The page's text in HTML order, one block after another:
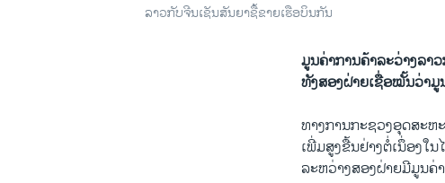
ລາວກັບຈີນເຊັນສັນຍາຊື້ຂາຍເຮືອບິນກັນ
ມູນຄ່າການຄ້າລະວ່າງລາ
ທັງສອງຝ່າຍເຊື່ອໝັ້ນວ່າມູ
ທາງ​ການ​ກະຊວງ​ອຸດ​ສະຫ
ເພີ່ມ​ສູງ​ຂື້ນ​ຢ່າງ​ຕໍ່​ເນຶ່ອງ​ໃ
ລະຫວ່າງ​ສອງ​ຝ່າຍ​ມີ​ມູນ​ຄ່